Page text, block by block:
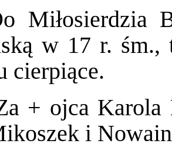
Miłosierdzia
w 17 r. śm.,
cierpiące.
+ ojca
i